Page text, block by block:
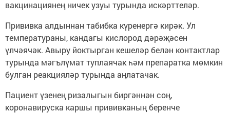
вакцинациянең ничек узуы турында искәрттеләр.
Прививка алдыннан табибка күренергә кирәк. Ул
температураны, кандагы кислород дәрәҗәсен
үлчәячәк. Авыру йоктырган кешеләр белән контактлар
турында мәгълүмат туплаячак һәм препаратка мөмкин
булган реакцияләр турында аңлатачак.
Пациент үзенең ризалыгын биргәннән соң,
коронавируска каршы прививканың беренче